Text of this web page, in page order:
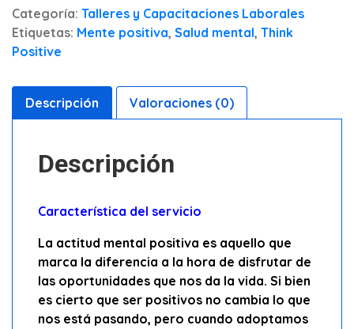
Categoría: Talleres y Capacitaciones Laborales
Etiquetas: Mente positiva, Salud mental, Think
Positive
Descripción Valoraciones (0)
Descripción
Característica del servicio
La actitud mental positiva es aquello que
marca la diferencia a la hora de disfrutar de
las oportunidades que nos da la vida. Si bien
es cierto que ser positivos no cambia lo que
nos está pasando, pero cuando adoptamos